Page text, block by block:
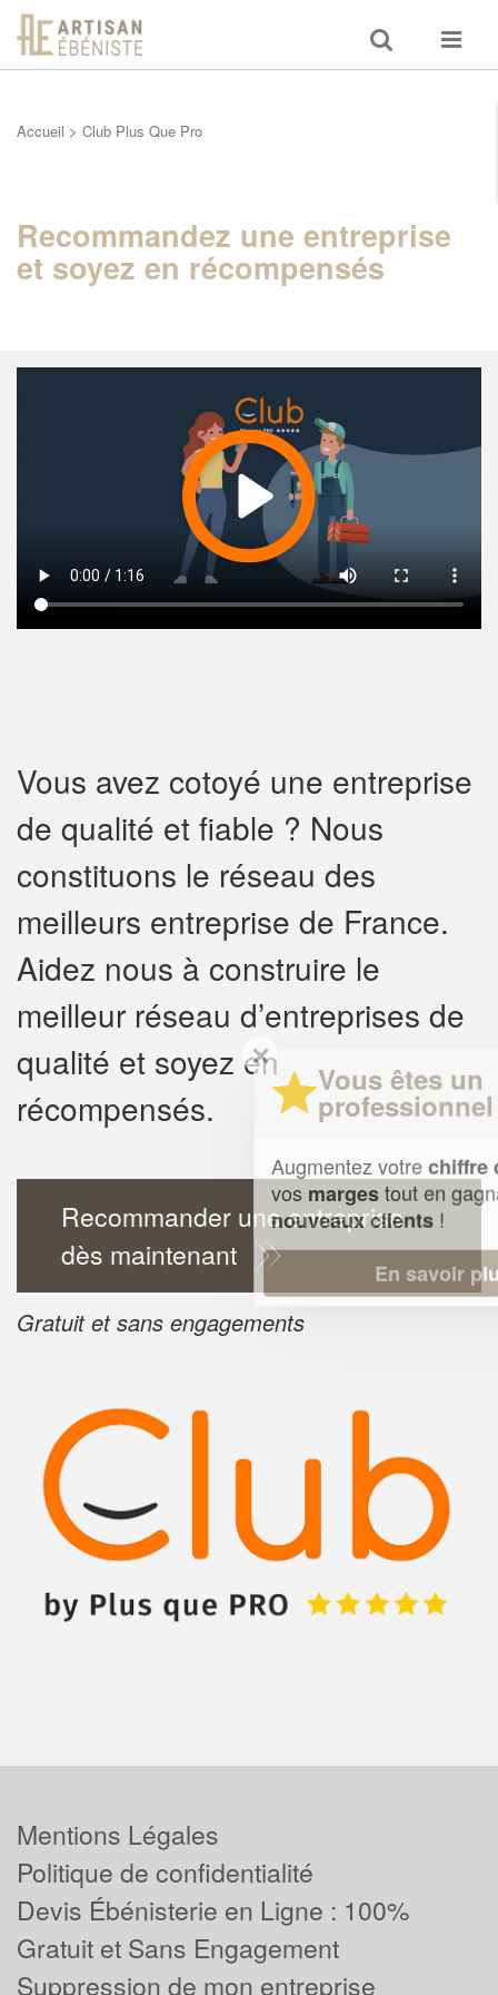
Toggle
search
Toggle
Accueil > Club Plus Que Pro
Recommandez une entreprise
et soyez en récompensés
Vous avez cotoyé une entreprise
de qualité et fiable ? Nous
constituons le réseau des
meilleurs entreprise de France.
Aidez nous à construire le
meilleur réseau d’entreprises de
qualité et soyez en
récompensés.
Recommander une entreprise
dès maintenant
Gratuit et sans engagements
✕
Vous êtes un
professionnel ?
Augmentez votrechiffre d'affaireset
tout en gagnant de
nouveaux clients!
En savoir plus
Mentions Légales
Politique de confidentialité
Devis Ébénisterie en Ligne : 100%
Gratuit et Sans Engagement
Suppression de mon entreprise